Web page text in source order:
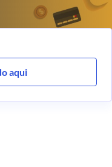
aqui